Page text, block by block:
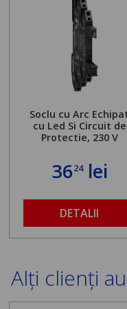
Soclu cu Arc
cu Led Si Circuit de
Protectie, 230 V
3624lei
DETALII
Alți clienți